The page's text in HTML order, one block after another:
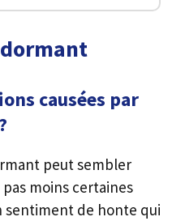
dormant
causées par
peut sembler
moins certaines
sentiment de honte qui